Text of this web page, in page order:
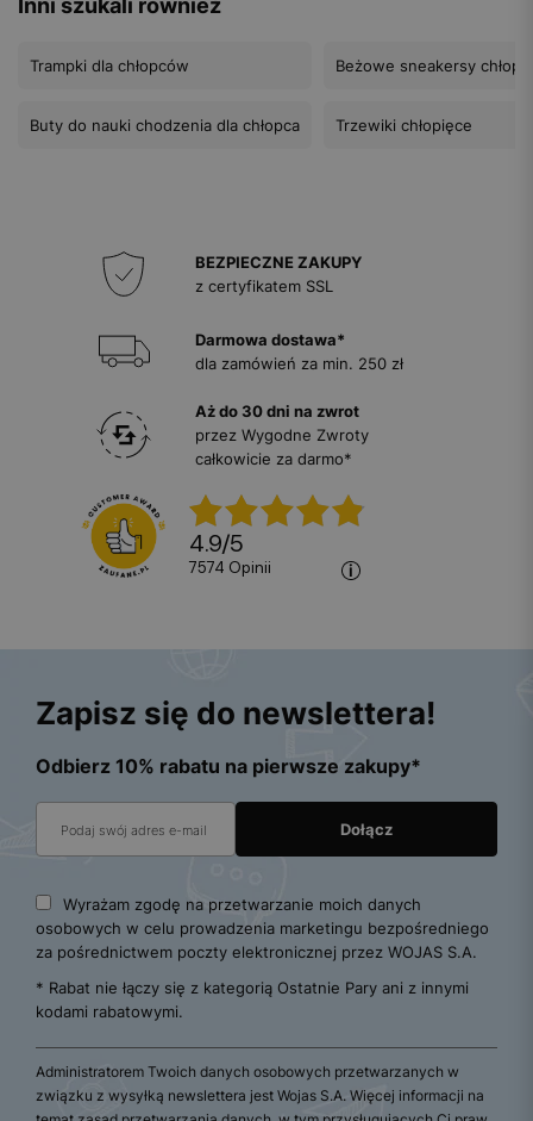
Inni szukali również
Trampki dla chłopców
Buty do nauki chodzenia dla chłopca
Beżowe sneakersy
Trzewiki chłopięce
BEZPIECZNE ZAKUPY
z certyfikatem SSL
Darmowa dostawa*
dla zamówień za min. 250 zł
Aż do 30 dni na zwrot
przez Wygodne Zwroty
całkowicie za darmo*
4.9/5
7574 opinii
Zapisz się do newslettera!
Odbierz 10% rabatu na pierwsze zakupy*
Wyrażam zgodę na przetwarzanie moich danych
osobowych w celu prowadzenia marketingu bezpośredniego
za pośrednictwem poczty elektronicznej przez WOJAS S.A.
* Rabat nie łączy się z kategorią Ostatnie Pary ani z innymi
kodami rabatowymi.
Administratorem Twoich danych osobowych przetwarzanych w
związku z wysyłką newslettera jest Wojas S.A. Więcej informacji na